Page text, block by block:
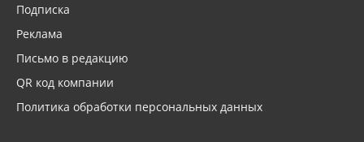
Подписка
Реклама
Письмо в редакцию
QR код компании
Политика обработки персональных данных